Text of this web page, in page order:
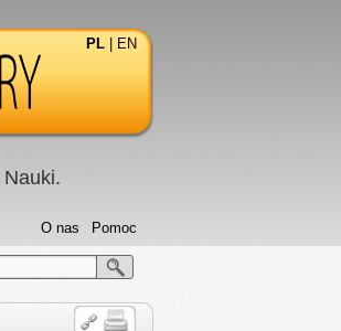
PL EN
Pomoc
O nas